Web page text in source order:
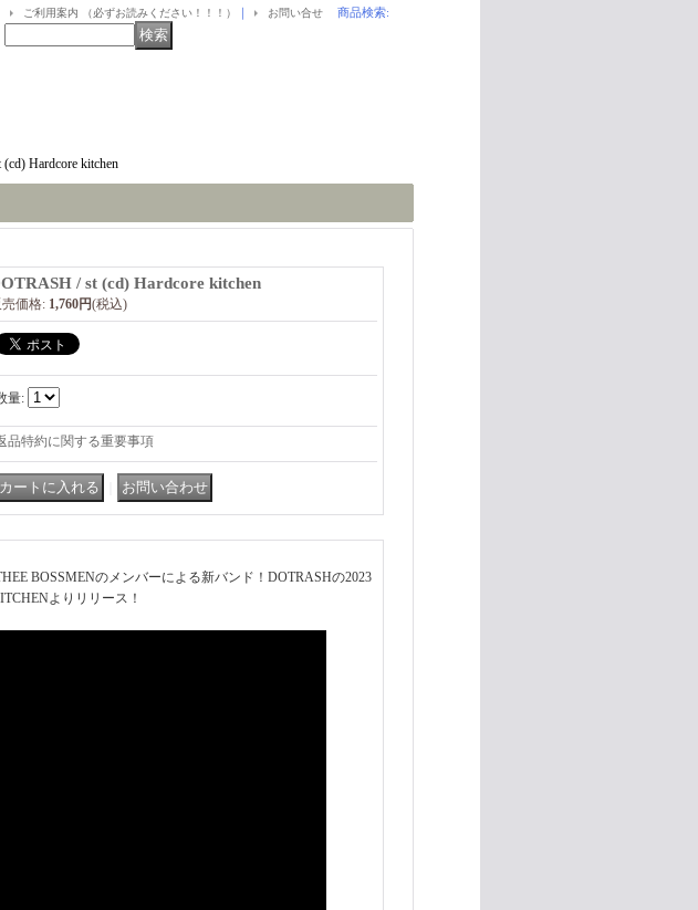
ご利用案内 （必ずお読みください！！！） ｜ お問い合せ 商品検索:
Hardcore kitchen
/ st (cd) Hardcore kitchen
価格: 1,760円(税込)
量:
品特約に関する重要事項
BOSSMENのメンバーによる新バンド！DOTRASHの2023
よりリリース！